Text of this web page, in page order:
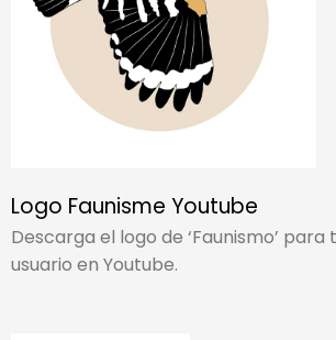
Logo Faunisme Youtube
Descarga el logo de ‘Faunismo’ para
usuario en Youtube.